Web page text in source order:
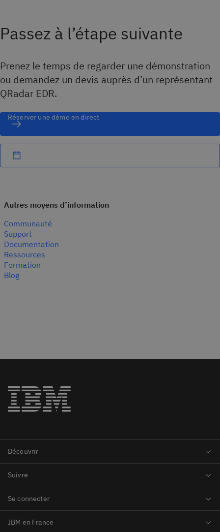
Passez à l’étape suivante
Prenez le temps de regarder une démonstration
ou demandez un devis auprès d’un représentant
QRadar EDR.
Réserver une démo en direct
Autres moyens d’information
Communauté
Support
Documentation
Ressources
Formation
Blog